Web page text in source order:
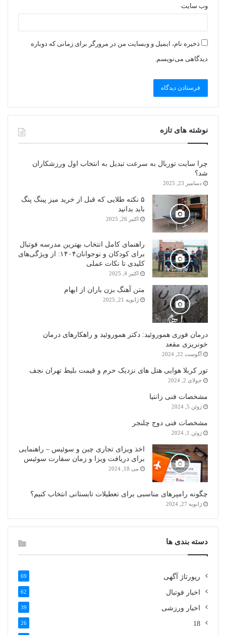
وب‌ سایت
ذخیره نام، ایمیل و وبسایت من در مرورگر برای زمانی که دوباره
دیدگاهی می‌نویسم.
نوشته های تازه
چرا سایت توربال به ‌سرعت تبدیل به انتخاب اول ورزشکاران
شد؟
دسامبر 23, 2025
۵ نکته طلایی که قبل از خرید میز پینگ پنگ
باید بدانید
اکتبر 26, 2025
راهنمای کامل انتخاب بهترین مدرسه فوتبال
برای کودکان و نوجوانان۱۴۰۴: از ویژگی‌های
کلیدی تا نکات عملی
اکتبر 4, 2025
متن آهنگ بزن باران از ایهام
ژانویه 21, 2025
درمان فوری هموروئید: دکتر هموروئید و راهکارهای درمان
خونریزی مقعد
آگوست 22, 2024
تور کربلا هوایی هتل های نزدیک حرم و قیمت بلیط تهران نجف
جولای 2, 2024
مشخصات فنی زانتیا
ژوئن 5, 2024
مشخصات فنی دوج چلنجر
ژوئن 1, 2024
اخذ ویزای تجاری چین و سوئیس – راهنمایی
برای دریافت ویزا و زمان سفارت سوئیس
می 18, 2024
چگونه رامپرهای مناسبی برای تعطیلات تابستانی انتخاب کنیم؟
ژانویه 27, 2024
دسته بندی ها
رپورتاژ آگهی 69
اخبار فوتبال 62
اخبار ورزشی 39
18
26